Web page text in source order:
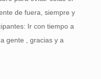
de fuera, siempre y
Ir con tiempo a
gente , gracias y a